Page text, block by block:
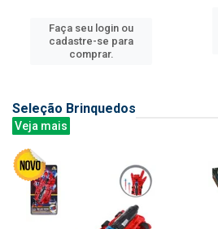
Faça seu login ou
cadastre-se para
comprar.
Seleção Brinquedos
Veja mais